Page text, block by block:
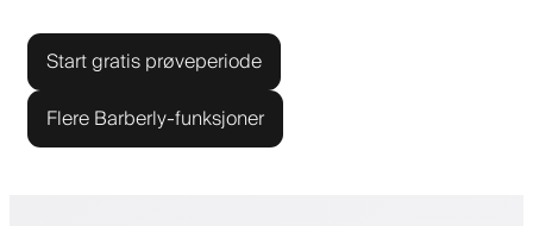
Start gratis prøveperiode
Flere Barberly-funksjoner